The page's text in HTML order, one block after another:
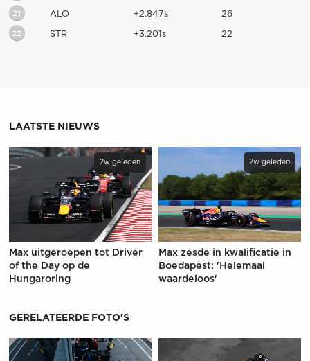
21 ALO +2.847s 26
22 STR +3.201s 22
LAATSTE NIEUWS
2w geleden
Max uitgeroepen tot Driver
of the Day op de
Hungaroring
2w geleden
Max zesde in kwalificatie in
Boedapest: 'Helemaal
waardeloos'
GERELATEERDE FOTO'S